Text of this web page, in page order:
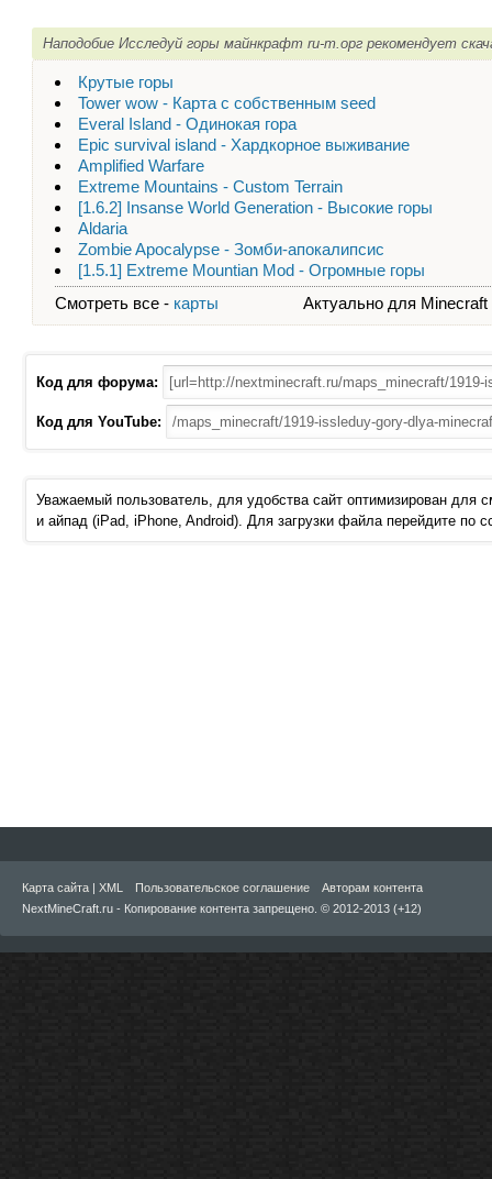
Наподобие Исследуй горы майнкрафт ru-m.орг рекомендует
Крутые горы
Tower wow - Карта с собственным seed
Everal Island - Одинокая гора
Epic survival island - Хардкорное выживание
Amplified Warfare
Extreme Mountains - Custom Terrain
[1.6.2] Insanse World Generation - Высокие горы
Aldaria
Zombie Apocalypse - Зомби-апокалипсис
[1.5.1] Extreme Mountian Mod - Огромные горы
Смотреть все - карты Актуально для
Код для форума:
Код для YouTube:
Уважаемый пользователь, для удобства сайт оптимизирован для
и айпад (iPad, iPhone, Android). Для загрузки файла перейдите по
Карта сайта | XML Пользовательское соглашение
Авторам контента
NextMineCraft.ru - Копирование контента запрещено. © 2012-2013 (+12)